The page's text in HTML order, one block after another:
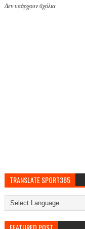
Δεν υπάρχουν σχόλια
TRANSLATE SPORT365